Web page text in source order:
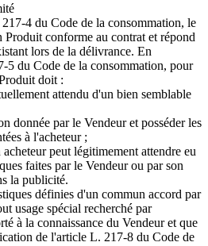
4 du Code de la consommation, le
Produit conforme au contrat et répond
lors de la délivrance. En
5 du Code de la consommation, pour
doit :
attendu d'un bien semblable
donnée par le Vendeur et posséder les
à l'acheteur ;
peut légitimement attendre eu
faites par le Vendeur ou par son
la publicité.
définies d'un commun accord par
usage spécial recherché par
à la connaissance du Vendeur et que
de l'article L. 217-8 du Code de